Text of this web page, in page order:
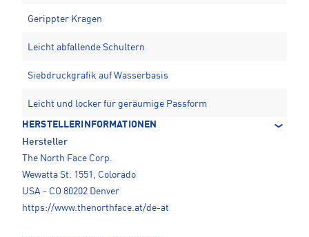
Gerippter Kragen
Leicht abfallende Schultern
Siebdruckgrafik auf Wasserbasis
Leicht und locker für geräumige Passform
HERSTELLERINFORMATIONEN
Hersteller
The North Face Corp.
Wewatta St. 1551, Colorado
USA - CO 80202 Denver
https://www.thenorthface.at/de-at